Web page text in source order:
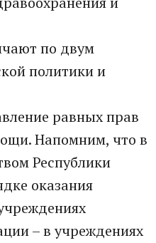
по двум
политики и
равных прав
Напомним, что в
Республики
оказания
– в учреждениях